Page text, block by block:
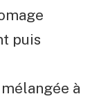
puis
à